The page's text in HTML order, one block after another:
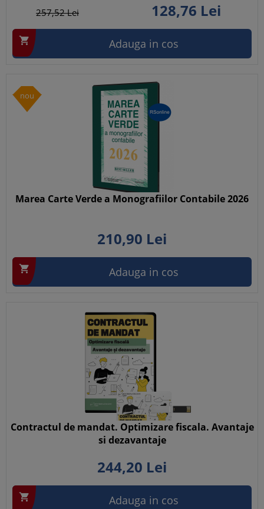
257,52Lei 128,76 Lei
 Adauga in cos
nou
Marea Carte Verde a Monografiilor Contabile 2026
210,90 Lei
 Adauga in cos
Contractul de mandat. Optimizare fiscala. Avantaje
si dezavantaje
244,20 Lei
 Adauga in cos